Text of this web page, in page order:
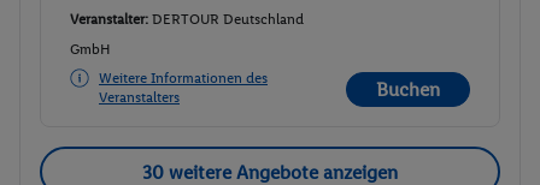
Veranstalter: DERTOUR Deutschland
GmbH
Weitere Informationen des
Veranstalters
Buchen
30 weitere Angebote anzeigen